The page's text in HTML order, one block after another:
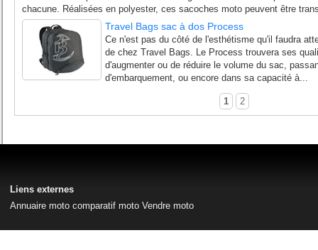
chacune. Réalisées en polyester, ces sacoches moto peuvent être
Travel Bags sac à dos Process
Ce n'est pas du côté de l'esthétisme qu'il faudra
de chez Travel Bags. Le Process trouvera ses
d'augmenter ou de réduire le volume du sac,
d'embarquement, ou encore dans sa capacité à...
1 2
Liens externes
Annuaire moto comparatif moto Vendre moto